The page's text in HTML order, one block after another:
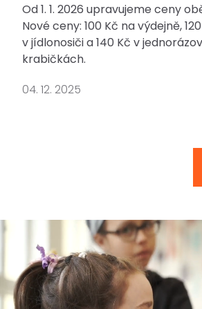
Od 1. 1. 2026 upravujeme ceny
Nové ceny: 100 Kč na výdejně,
v jídlonosiči a 140 Kč v
krabičkách.
04. 12. 2025